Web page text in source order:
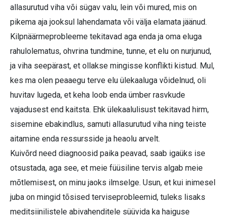
allasurutud viha või sügav valu, lein või mured, mis on
pikema aja jooksul lahendamata või välja elamata jäänud.
Kilpnäärmeprobleeme tekitavad aga enda ja oma eluga
rahulolematus, ohvrina tundmine, tunne, et elu on nurjunud,
ja viha seepärast, et ollakse mingisse konflikti kistud. Mul,
kes ma olen peaaegu terve elu ülekaaluga võidelnud, oli
huvitav lugeda, et keha loob enda ümber rasvkude
vajadusest end kaitsta. Ehk ülekaalulisust tekitavad hirm,
sisemine ebakindlus, samuti allasurutud viha ning teiste
aitamine enda ressursside ja heaolu arvelt.
Kuivõrd need diagnoosid paika peavad, saab igaüks ise
otsustada, aga see, et meie füüsiline tervis algab meie
mõtlemisest, on minu jaoks ilmselge. Usun, et kui inimesel
juba on mingid tõsised terviseprobleemid, tuleks lisaks
meditsiinilistele abivahenditele süüvida ka haiguse